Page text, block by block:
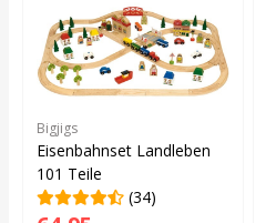
Bigjigs
Eisenbahnset Landleben
101 Teile
(34)